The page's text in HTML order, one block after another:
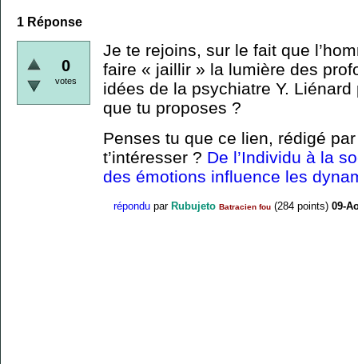
1 Réponse
0
votes
Je te rejoins, sur le fait que
faire « jaillir » la lumière des
idées de la psychiatre Y.
que tu proposes ?
Penses tu que ce lien, rédigé
t’intéresser ? De l’Individu à la
des émotions influence les
répondu par Rubujeto Batracien fou (284 points) 09-